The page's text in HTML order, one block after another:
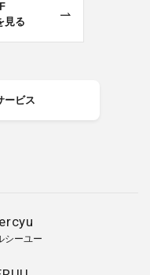
見る
ービス
シーユー